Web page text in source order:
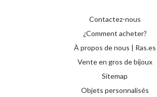
Contactez-nous
¿Comment acheter?
À propos de nous | Ras.es
Vente en gros de bijoux
Sitemap
Objets personnalisés